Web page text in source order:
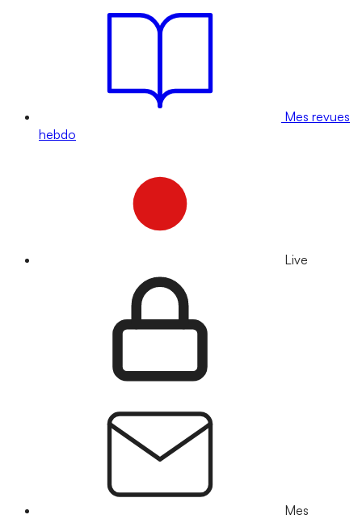
Mes revues
hebdo
Live
Mes